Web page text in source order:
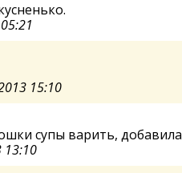
15:10
супы варить, добавила
13:10